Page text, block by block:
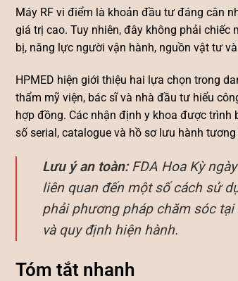
Máy RF vi điểm là khoản đầu tư đáng cân
giá trị cao. Tuy nhiên, đây không phải
bị, năng lực người vận hành, nguồn vật tư
HPMED hiện giới thiệu hai lựa chọn trong
thẩm mỹ viện, bác sĩ và nhà đầu tư hiểu
hợp đồng. Các nhận định y khoa được
số serial, catalogue và hồ sơ lưu hành
Lưu ý an toàn:FDA Hoa Kỳ
liên quan đến một số cách sử
phải phương pháp chăm sóc
và quy định hiện hành.
Tóm tắt nhanh